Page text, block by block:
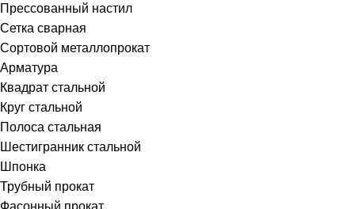
Прессованный настил
Сетка сварная
Сортовой металлопрокат
Арматура
Квадрат стальной
Круг стальной
Полоса стальная
Шестигранник стальной
Шпонка
Трубный прокат
Фасонный прокат